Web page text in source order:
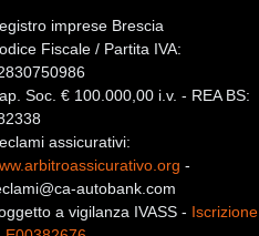
imprese Brescia
Fiscale / Partita IVA:
Soc. € 100.000,00 i.v. - REA BS:
assicurativi:
-
autobank.com
a vigilanza IVASS - Iscrizione